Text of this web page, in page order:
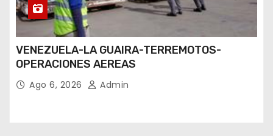
VENEZUELA-LA GUAIRA-TERREMOTOS-
OPERACIONES AEREAS
Ago 6, 2026 Admin